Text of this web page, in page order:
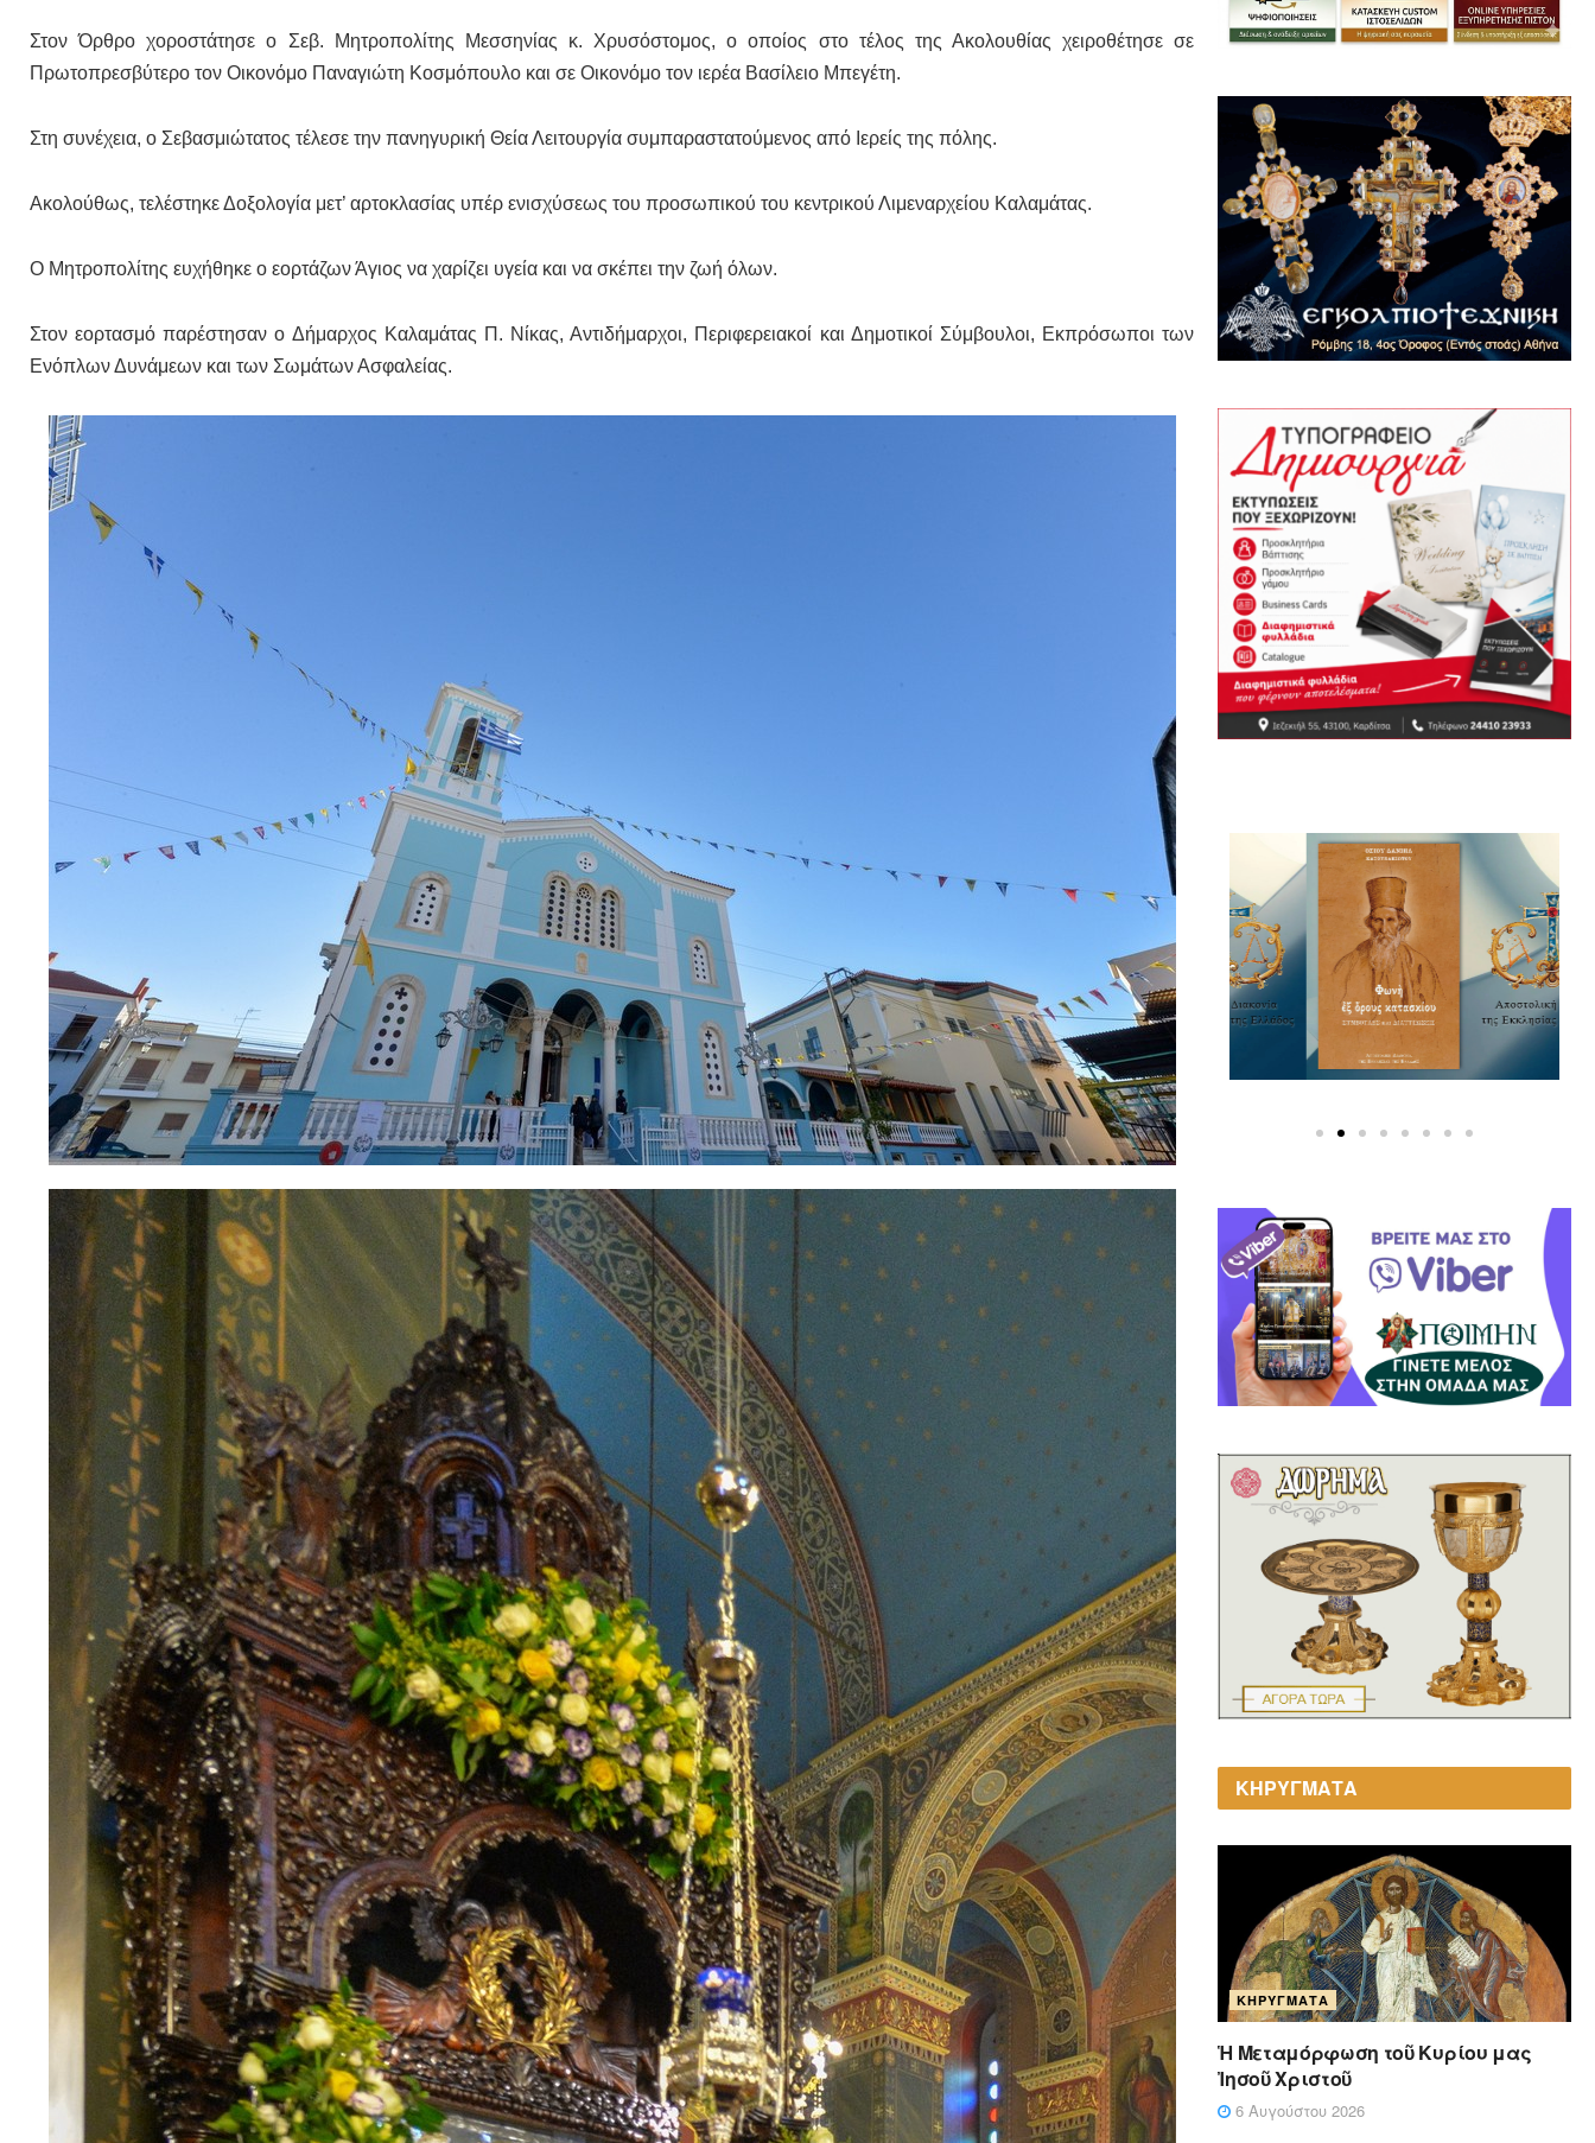
Στον Όρθρο χοροστάτησε ο Σεβ. Μητροπολίτης Μεσσηνίας κ. Χρυσόστομος, ο οποίος στο τέλος της Ακολουθίας χειροθέτησε σε
Πρωτοπρεσβύτερο τον Οικονόμο Παναγιώτη Κοσμόπουλο και σε Οικονόμο τον ιερέα Βασίλειο Μπεγέτη.
Στη συνέχεια, ο Σεβασμιώτατος τέλεσε την πανηγυρική Θεία Λειτουργία συμπαραστατούμενος από Ιερείς της πόλης.
Ακολούθως, τελέστηκε Δοξολογία μετ’ αρτοκλασίας υπέρ ενισχύσεως του προσωπικού του κεντρικού Λιμεναρχείου Καλαμάτας.
Ο Μητροπολίτης ευχήθηκε ο εορτάζων Άγιος να χαρίζει υγεία και να σκέπει την ζωή όλων.
Στον εορτασμό παρέστησαν ο Δήμαρχος Καλαμάτας Π. Νίκας, Αντιδήμαρχοι, Περιφερειακοί και Δημοτικοί Σύμβουλοι, Εκπρόσωποι των
Ενόπλων Δυνάμεων και των Σωμάτων Ασφαλείας.
ΚΗΡΥΓΜΑΤΑ
ΚΗΡΎΓΜΑΤΑ
Ἡ Μεταμόρφωση τοῦ Κυρίου μας
Ἰησοῦ Χριστοῦ
6 Αυγούστου 2026